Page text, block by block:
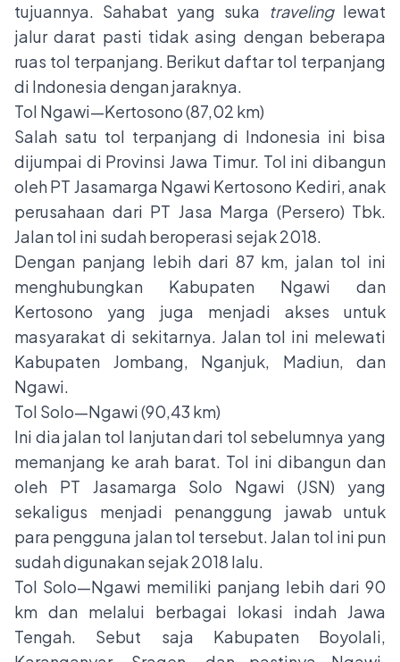
tujuannya. Sahabat yang suka travelinglewat
jalur darat pasti tidak asing dengan beberapa
ruas tol terpanjang. Berikut daftar tol terpanjang
di Indonesia dengan jaraknya.
Tol Ngawi—Kertosono (87,02 km)
Salah satu tol terpanjang di Indonesia ini bisa
dijumpai di Provinsi Jawa Timur. Tol ini dibangun
oleh PT Jasamarga Ngawi Kertosono Kediri, anak
perusahaan dari PT Jasa Marga (Persero) Tbk.
Jalan tol ini sudah beroperasi sejak 2018.
Dengan panjang lebih dari 87 km, jalan tol ini
menghubungkan Kabupaten Ngawi dan
Kertosono yang juga menjadi akses untuk
masyarakat di sekitarnya. Jalan tol ini melewati
Kabupaten Jombang, Nganjuk, Madiun, dan
Ngawi.
Tol Solo—Ngawi (90,43 km)
Ini dia jalan tol lanjutan dari tol sebelumnya yang
memanjang ke arah barat. Tol ini dibangun dan
oleh PT Jasamarga Solo Ngawi (JSN) yang
sekaligus menjadi penanggung jawab untuk
para pengguna jalan tol tersebut. Jalan tol ini pun
sudah digunakan sejak 2018 lalu.
Tol Solo—Ngawi memiliki panjang lebih dari 90
km dan melalui berbagai lokasi indah Jawa
Tengah. Sebut saja Kabupaten Boyolali,